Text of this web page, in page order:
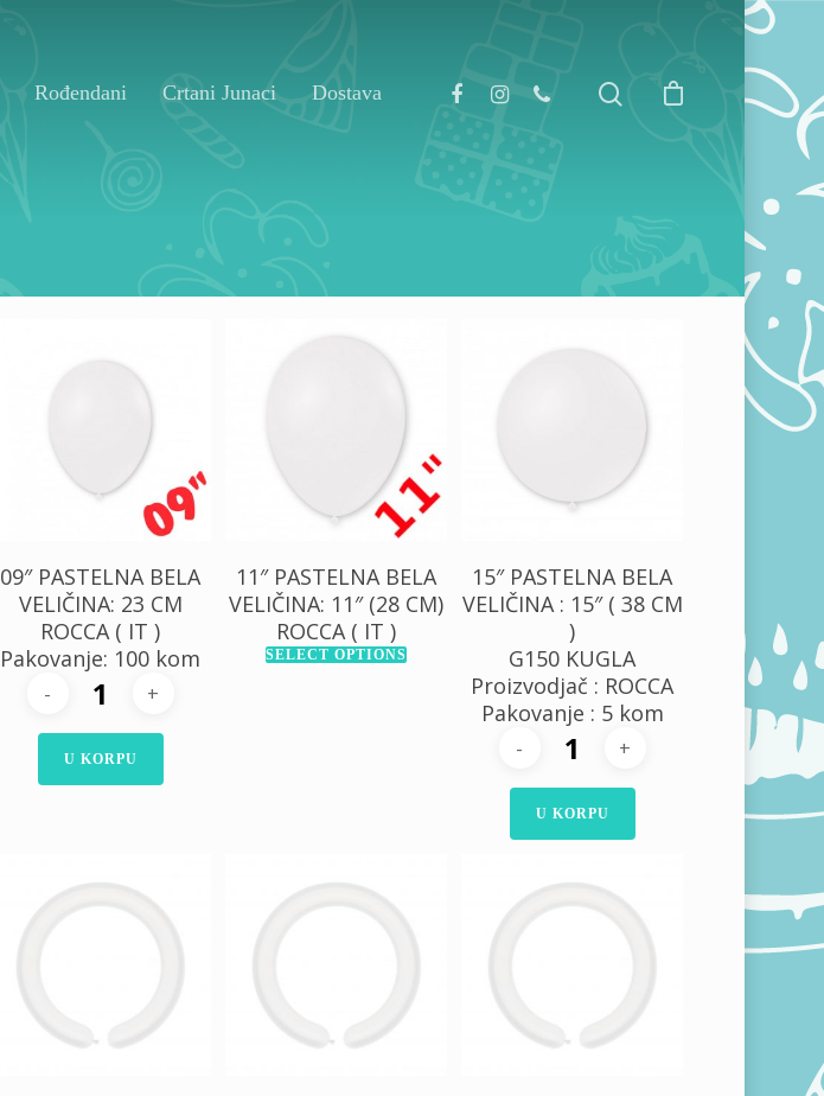
Rođendani Crtani Junaci Dostava
RSD
09″ PASTELNA BELA
VELIČINA: 23 CM
ROCCA ( IT )
Pakovanje: 100 kom
U KORPU
11″ PASTELNA BELA
VELIČINA: 11″ (28 CM)
ROCCA ( IT )
SELECT OPTIONS
RSD
15″ PASTELNA BELA
VELIČINA : 15″ ( 38 CM
)
G150 KUGLA
Proizvodjač : ROCCA
Pakovanje : 5 kom
U KORPU
500,00